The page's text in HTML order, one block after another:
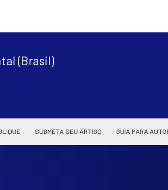
(Brasil)
SUBMETA SEU ARTIGO GUIA PARA